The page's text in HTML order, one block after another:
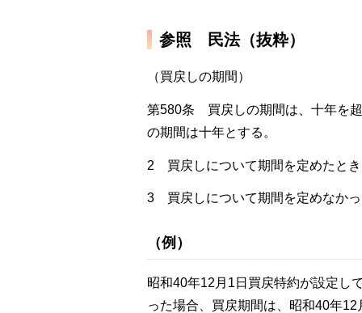
参照 民法（抜粋）
（買戻しの期間）
第580条
買戻しの期間は、十年を
の期間は十年とする。
2 買戻しについて期間を定めたと
3 買戻しについて期間を定めなか
（例）
昭和40年12月1日買戻特約が設定し
った場合、買戻期間は、昭和40年